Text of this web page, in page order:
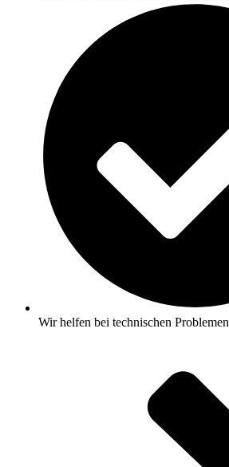
Wir helfen bei technischen Problemen